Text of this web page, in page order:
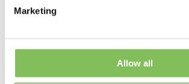
Marketing
Allow all